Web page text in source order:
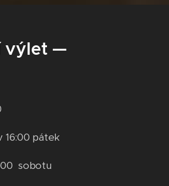
výlet —
16:00 pátek
sobotu